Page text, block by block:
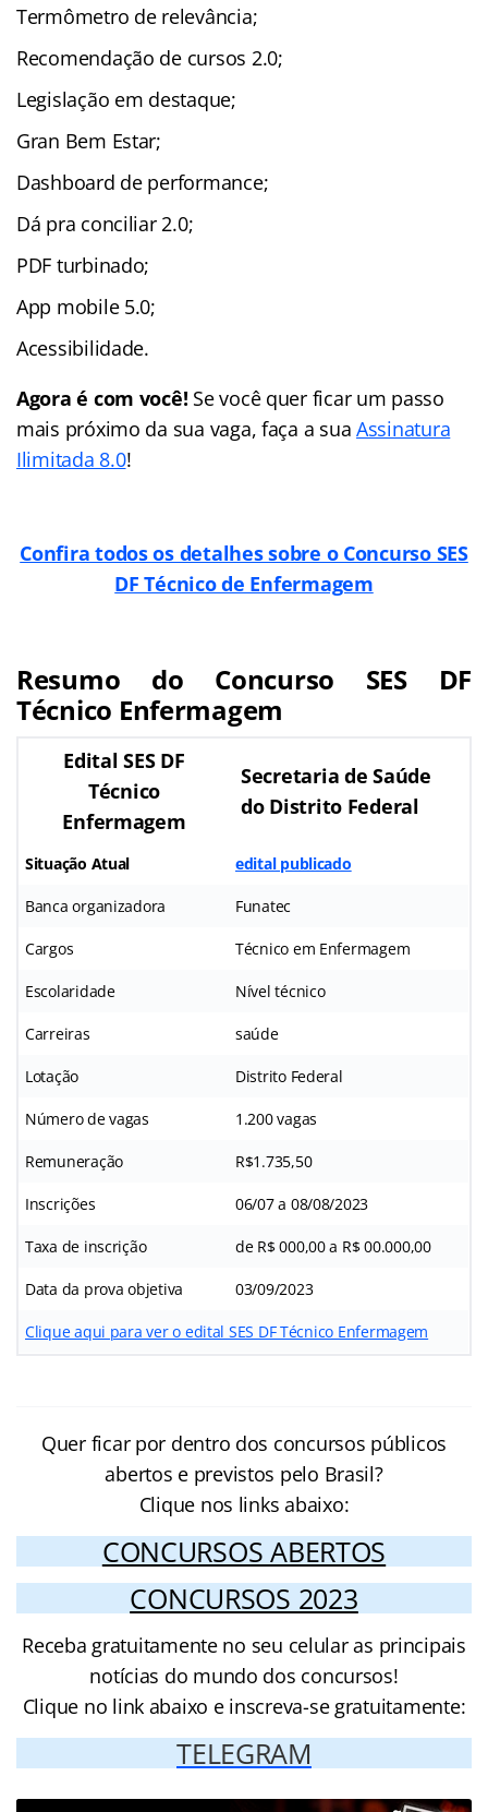
Termômetro de relevância;
Recomendação de cursos 2.0;
Legislação em destaque;
Gran Bem Estar;
Dashboard de performance;
Dá pra conciliar 2.0;
PDF turbinado;
App mobile 5.0;
Acessibilidade.
Agora é com você! Se você quer ficar um passo
mais próximo da sua vaga, faça a suaAssinatura
Ilimitada 8.0!
Confira todos os detalhes sobre o Concurso SES
DF Técnico de Enfermagem
Resumo do Concurso SES DF
Técnico Enfermagem
Edital SES DF
Técnico
Enfermagem
Secretaria de Saúde
do Distrito Federal
Situação Atual edital publicado
Banca organizadora Funatec
Cargos Técnico em Enfermagem
Escolaridade Nível técnico
Carreiras saúde
Lotação Distrito Federal
Número de vagas 1.200 vagas
Remuneração R$1.735,50
Inscrições 06/07 a 08/08/2023
Taxa de inscrição de R$ 000,00 a R$ 00.000,00
Data da prova objetiva 03/09/2023
Clique aqui para ver o edital SES DF Técnico Enfermagem
Quer ficar por dentro dos concursos públicos
abertos e previstos pelo Brasil?
Clique nos links abaixo:
CONCURSOS ABERTOS
CONCURSOS 2023
Receba gratuitamente no seu celular as principais
notícias do mundo dos concursos!
Clique no link abaixo e inscreva-se gratuitamente:
TELEGRAM